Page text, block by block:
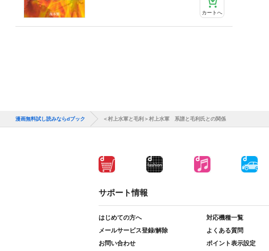
カートへ
漫画無料試し読みならdブック ＜村上水軍と毛利＞村上水軍 系譜と毛利氏との関係
サポート情報
はじめての方へ
対応機種一覧
メールサービス登録/解除
よくある質問
お問い合わせ
ポイント表示設定